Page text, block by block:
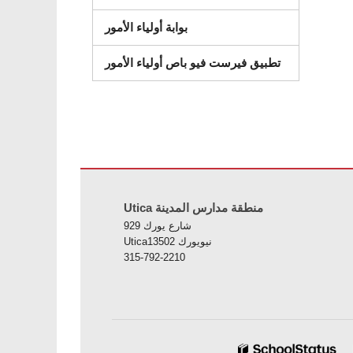
بوابة أولياء الأمور
تطبيق فيرست فيو باص أولياء الأمور
Utica منطقة مدارس المدينة
929 شارع يورك
Uticaنيويورك 13502
315-792-2210